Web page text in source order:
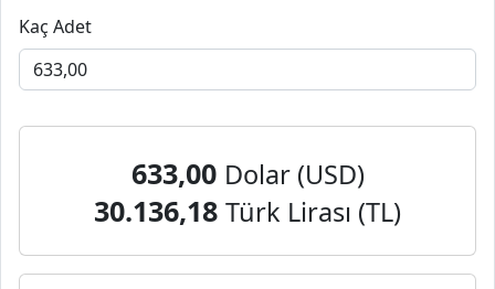
Kaç Adet
633,00 Dolar (USD)
30.136,18 Türk Lirası (TL)